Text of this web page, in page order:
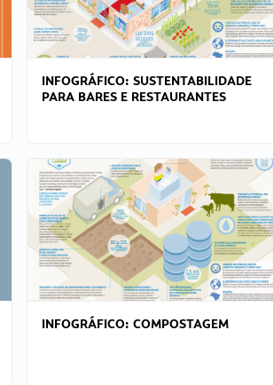
INFOGRÁFICO: SUSTENTABILIDADE
PARA BARES E RESTAURANTES
INFOGRÁFICO: COMPOSTAGEM